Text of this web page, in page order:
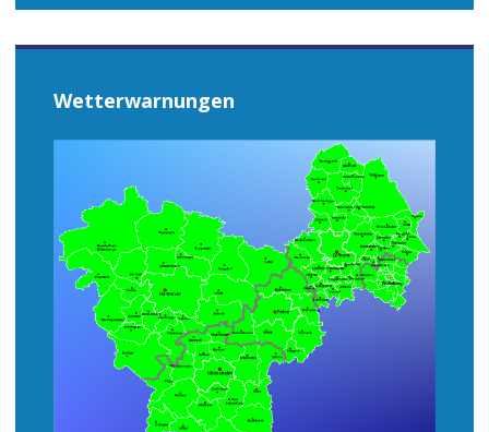
Wetterwarnungen